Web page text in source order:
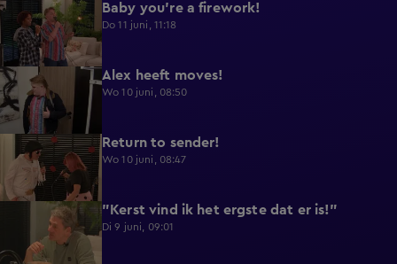
0:39 Baby you're a firework!
Do 11 juni, 11:18
0:43 Alex heeft moves!
Wo 10 juni, 08:50
0:36 Return to sender!
Wo 10 juni, 08:47
"Kerst vind ik het ergste dat er is!"
Di 9 juni, 09:01